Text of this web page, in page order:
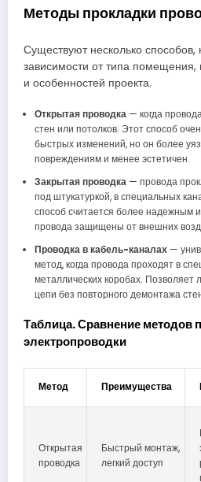
Методы прокладки
Существуют несколько
зависимости от типа помещения,
и особенностей проекта.
Открытая проводка— когда
стен или потолков. Этот способ
быстрых изменений, но он более
повреждениям и менее эстетичен.
Закрытая проводка— провода
под штукатуркой, в специальных
способ считается более надежным
провода защищены от внешних
Проводка в кабель-каналах—
метод, когда провода проходят в
металлических коробах. Позволяет
цепи без повторного демонтажа
Таблица. Сравнение методов
электропроводки
Метод Преимущества
Открытая
проводка
Быстрый монтаж,
легкий доступ